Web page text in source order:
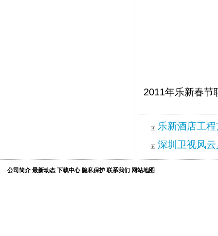
2011年乐新春节
乐新酒店工
深圳卫视风
公司简介 最新动态 下载中心 隐私保护 联系我们 网站地图